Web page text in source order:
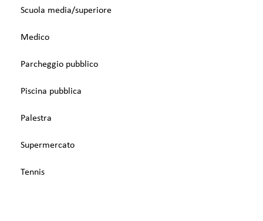
Scuola media/superiore
Medico
Parcheggio pubblico
Piscina pubblica
Palestra
Supermercato
Tennis